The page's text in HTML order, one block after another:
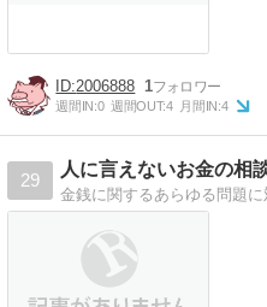
2006888 1
週間IN:0 週間OUT:4 月間IN:4
29
人に言えないお金の相